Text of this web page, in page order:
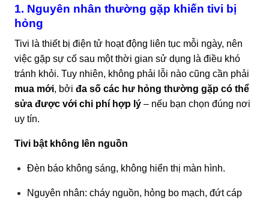
1. Nguyên nhân thường gặp khiến tivi bị
hỏng
Tivi là thiết bị điện tử hoạt động liên tục mỗi ngày, nên
việc gặp sự cố sau một thời gian sử dụng là điều khó
tránh khỏi. Tuy nhiên, không phải lỗi nào cũng cần phải
mua mới, bởi đa số các hư hỏng thường gặp có thể
sửa được với chi phí hợp lý – nếu bạn chọn đúng nơi
uy tín.
Tivi bật không lên nguồn
Đèn báo không sáng, không hiển thị màn hình.
Nguyên nhân: cháy nguồn, hỏng bo mạch, đứt cáp